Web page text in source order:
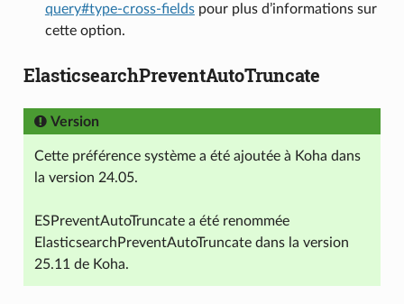
query#type-cross-fieldspour plus d’informations sur
cette option.
ElasticsearchPreventAutoTruncate
Version
Cette préférence système a été ajoutée à Koha dans
la version 24.05.
ESPreventAutoTruncate a été renommée
ElasticsearchPreventAutoTruncate dans la version
25.11 de Koha.